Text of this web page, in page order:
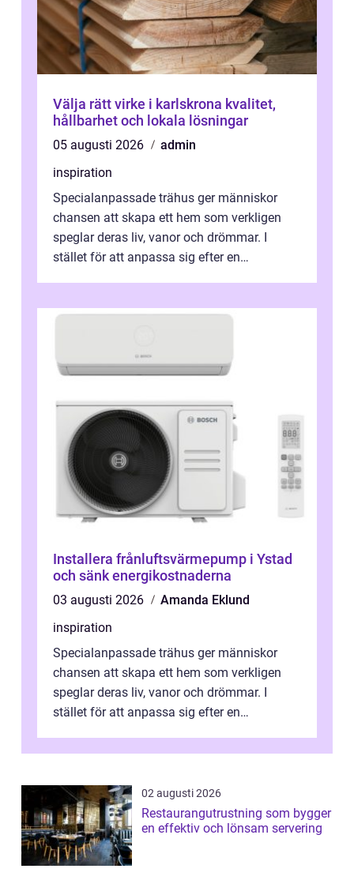
Välja rätt virke i karlskrona kvalitet,
hållbarhet och lokala lösningar
05 augusti 2026
admin
inspiration
Specialanpassade trähus ger människor
chansen att skapa ett hem som verkligen
speglar deras liv, vanor och drömmar. I
stället för att anpassa sig efter en
Installera frånluftsvärmepump i Ystad
och sänk energikostnaderna
03 augusti 2026
Amanda Eklund
inspiration
Specialanpassade trähus ger människor
chansen att skapa ett hem som verkligen
speglar deras liv, vanor och drömmar. I
stället för att anpassa sig efter en
02 augusti 2026
Restaurangutrustning som bygger
en effektiv och lönsam servering